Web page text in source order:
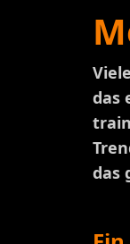
das
das